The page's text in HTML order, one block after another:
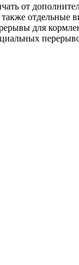
от
для